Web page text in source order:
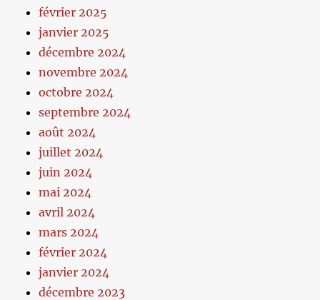
février 2025
janvier 2025
décembre 2024
novembre 2024
octobre 2024
septembre 2024
août 2024
juillet 2024
juin 2024
mai 2024
avril 2024
mars 2024
février 2024
janvier 2024
décembre 2023